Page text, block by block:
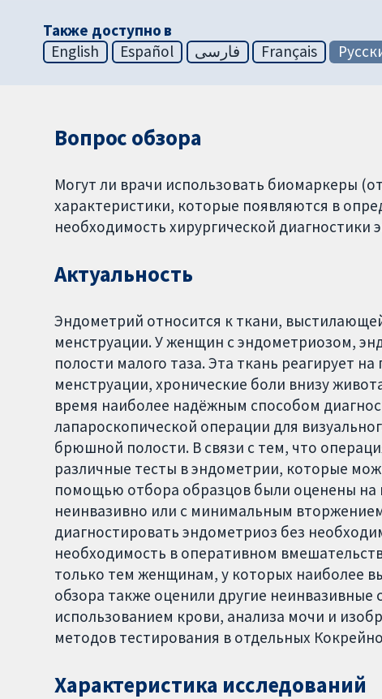
Также доступно в
English
Español فارسی Français
Вопрос обзора
Могут ли врачи использовать биомаркеры
характеристики, которые появляются в
необходимость хирургической диагностики
Актуальность
Эндометрий относится к ткани,
менструации. У женщин с эндометриозом,
полости малого таза. Эта ткань реагирует
менструации, хронические боли внизу
время наиболее надёжным способом
лапароскопической операции для
брюшной полости. В связи с тем, что
различные тесты в эндометрии, которые
помощью отбора образцов были оценены на
неинвазивно или с минимальным
диагностировать эндометриоз без
необходимость в оперативном
только тем женщинам, у которых наиболее
обзора также оценили другие
использованием крови, анализа мочи и
методов тестирования в отдельных
Характеристика исследований